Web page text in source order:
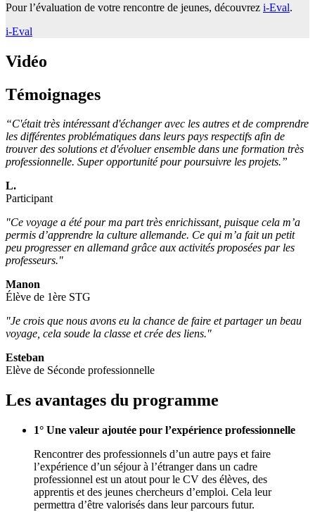
Pour l’évaluation de votre rencontre de jeunes, découvrez i-Eval.
i-Eval
Vidéo
Témoignages
“C'était très intéressant d'échanger avec les autres et de comprendre
les différentes problématiques dans leurs pays respectifs afin de
trouver des solutions et d'évoluer ensemble dans une formation très
professionnelle. Super opportunité pour poursuivre les projets.”
L.
Participant
"Ce voyage a été pour ma part très enrichissant, puisque cela m’a
permis d’apprendre la culture allemande. Ce qui m’a fait un petit
peu progresser en allemand grâce aux activités proposées par les
professeurs."
Manon
Élève de 1ère STG
"Je crois que nous avons eu la chance de faire et partager un beau
voyage, cela soude la classe et crée des liens."
Esteban
Elève de Séconde professionnelle
Les avantages du programme
1° Une valeur ajoutée pour l’expérience professionnelle
Rencontrer des professionnels d’un autre pays et faire
l’expérience d’un séjour à l’étranger dans un cadre
professionnel est un atout pour le CV des élèves, des
apprentis et des jeunes chercheurs d’emploi. Cela leur
permettra d’être valorisés dans leur parcours futur.